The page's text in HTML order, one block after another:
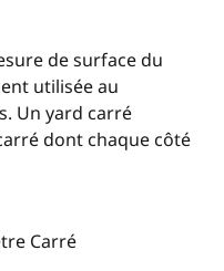
de surface du
utilisée au
Un yard carré
dont chaque côté
Carré